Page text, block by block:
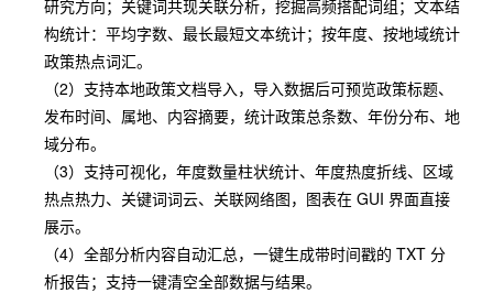
研究方向；关键词共现关联分析，挖掘高频搭配词组；文本结
构统计：平均字数、最长最短文本统计；按年度、按地域统计
政策热点词汇。
（2）支持本地政策文档导入，导入数据后可预览政策标题、
发布时间、属地、内容摘要，统计政策总条数、年份分布、地
域分布。
（3）支持可视化，年度数量柱状统计、年度热度折线、区域
热点热力、关键词词云、关联网络图，图表在 GUI 界面直接
展示。
（4）全部分析内容自动汇总，一键生成带时间戳的 TXT 分
析报告；支持一键清空全部数据与结果。